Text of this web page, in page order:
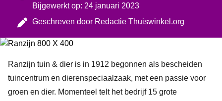
Bijgewerkt op: 24 januari 2023
Geschreven door Redactie Thuiswinkel.org
Ranzijn tuin & dier is in 1912 begonnen als bescheiden
tuincentrum en dierenspeciaalzaak, met een passie voor
groen en dier. Momenteel telt het bedrijf 15 grote